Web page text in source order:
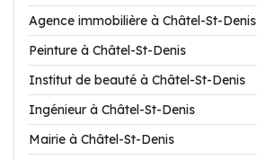
Agence immobilière à Châtel-St-Denis
Peinture à Châtel-St-Denis
Institut de beauté à Châtel-St-Denis
Ingénieur à Châtel-St-Denis
Mairie à Châtel-St-Denis